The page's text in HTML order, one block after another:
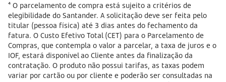
⁴ O parcelamento de compra está sujeito a critérios de
elegibilidade do Santander. A solicitação deve ser feita pelo
titular (pessoa física) até 3 dias antes do fechamento da
fatura. O Custo Efetivo Total (CET) para o Parcelamento de
Compras, que contempla o valor a parcelar, a taxa de juros e o
IOF, estará disponível ao Cliente antes da finalização da
contratação. O produto não possui tarifas, as taxas podem
variar por cartão ou por cliente e poderão ser consultadas na